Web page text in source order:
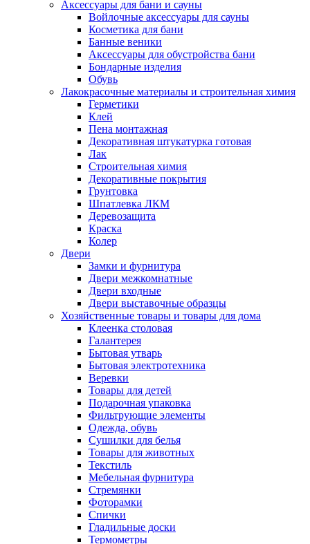
Аксессуары для бани и сауны
Войлочные аксессуары для сауны
Косметика для бани
Банные веники
Аксессуары для обустройства бани
Бондарные изделия
Обувь
Лакокрасочные материалы и строительная химия
Герметики
Клей
Пена монтажная
Декоративная штукатурка готовая
Лак
Строительная химия
Декоративные покрытия
Грунтовка
Шпатлевка ЛКМ
Деревозащита
Краска
Колер
Двери
Замки и фурнитура
Двери межкомнатные
Двери входные
Двери выставочные образцы
Хозяйственные товары и товары для дома
Клеенка столовая
Галантерея
Бытовая утварь
Бытовая электротехника
Веревки
Товары для детей
Подарочная упаковка
Фильтрующие элементы
Одежда, обувь
Сушилки для белья
Товары для животных
Текстиль
Мебельная фурнитура
Стремянки
Фоторамки
Спички
Гладильные доски
Термометры